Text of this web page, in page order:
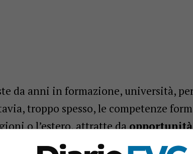
da anni in formazione, università,
troppo spesso, le competenze
o l’estero, attratte da
e carriere più rapide